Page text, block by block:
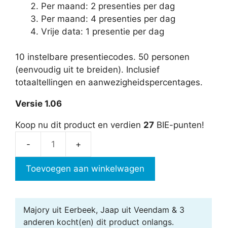
Per maand: 2 presenties per dag
Per maand: 4 presenties per dag
Vrije data: 1 presentie per dag
10 instelbare presentiecodes. 50 personen
(eenvoudig uit te breiden). Inclusief
totaaltellingen en aanwezigheidspercentages.
Versie 1.06
Koop nu dit product en verdien 27 BIE-punten!
Excel
Toevoegen aan winkelwagen
Majory uit Eerbeek, Jaap uit Veendam & 3
anderen kocht(en) dit product onlangs.